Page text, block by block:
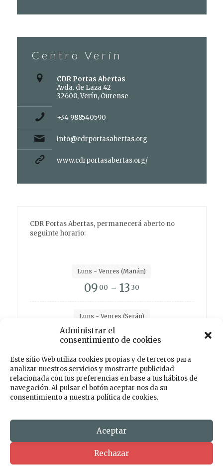
Administrar el
consentimiento de cookies
Este sitio Web utiliza cookies propias y de terceros para
analizar nuestros servicios y mostrarte publicidad
relacionada con tus preferencias en base a tus hábitos de
navegación. Al pulsar el botón aceptar nos da su
consentimiento a nuestra política de cookies.
Aceptar
Rechazar
Centro Verín
CDR Portas Abertas
Avda. de Laza 42
32600, Verín, Ourense
+34 988540590
info@cdrportasabertas.org
www.cdrportasabertas.org/
CDR Portas Abertas, permanecerá aberto no
seguinte horario:
Luns - Venres (Mañán)
09 00 - 13 30
Luns - Venres (Serán)
1500- 19
Facebook Instagram Twitter TikTok
ABERTAS. Todos os dereitos reservados. Deseño e
Desenvolmemento